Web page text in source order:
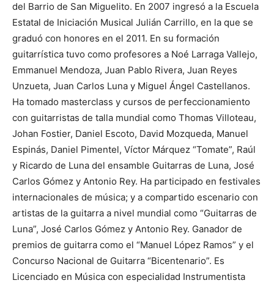
del Barrio de San Miguelito. En 2007 ingresó a la Escuela
Estatal de Iniciación Musical Julián Carrillo, en la que se
graduó con honores en el 2011. En su formación
guitarrística tuvo como profesores a Noé Larraga Vallejo,
Emmanuel Mendoza, Juan Pablo Rivera, Juan Reyes
Unzueta, Juan Carlos Luna y Miguel Ángel Castellanos.
Ha tomado masterclass y cursos de perfeccionamiento
con guitarristas de talla mundial como Thomas Villoteau,
Johan Fostier, Daniel Escoto, David Mozqueda, Manuel
Espinás, Daniel Pimentel, Víctor Márquez “Tomate”, Raúl
y Ricardo de Luna del ensamble Guitarras de Luna, José
Carlos Gómez y Antonio Rey. Ha participado en festivales
internacionales de música; y a compartido escenario con
artistas de la guitarra a nivel mundial como “Guitarras de
Luna”, José Carlos Gómez y Antonio Rey. Ganador de
premios de guitarra como el “Manuel López Ramos” y el
Concurso Nacional de Guitarra “Bicentenario”. Es
Licenciado en Música con especialidad Instrumentista